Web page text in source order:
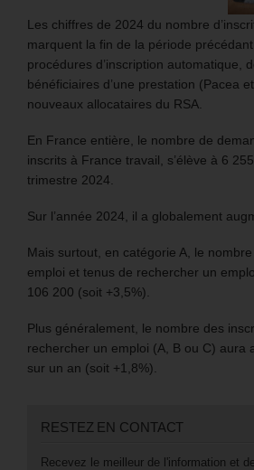
Les chiffres de 2024 du nombre
marquent la fin de la période
procédures d’inscription automatique,
bénéficiaires d’une prestation (Pacea
nouveaux allocataires du RSA.
En France entière, le nombre de
inscrits à France travail, s’élève à 6
trimestre 2024.
Sur l’année 2024, il a globalement
Mais surtout, en catégorie A, le
emploi et tenus de rechercher un
106 200 (soit +3,5%).
Plus généralement, le nombre des
rechercher un emploi (A, B ou C) aura
sur un an (soit +1,8%).
RESTEZ EN CONTACT
Recevez le meilleur de l'information et